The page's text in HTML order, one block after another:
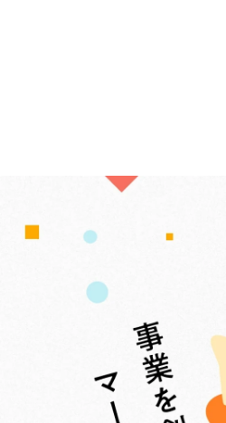
WAKEL 採用広報担当
株式会社WAKEL /